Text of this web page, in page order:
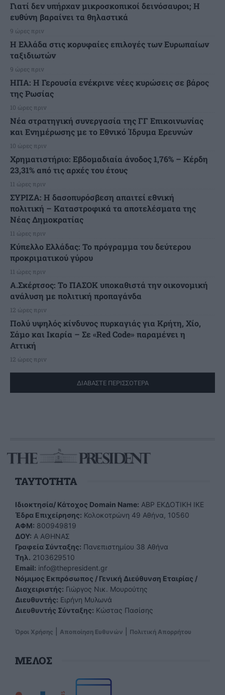
Γιατί δεν υπήρχαν μικροσκοπικοί δεινόσαυροι; Η
ευθύνη βαραίνει τα θηλαστικά
9 ώρες πριν
Η Ελλάδα στις κορυφαίες επιλογές των Ευρωπαίων
ταξιδιωτών
9 ώρες πριν
ΗΠΑ: Η Γερουσία ενέκρινε νέες κυρώσεις σε βάρος
της Ρωσίας
10 ώρες πριν
Νέα στρατηγική συνεργασία της ΓΓ Επικοινωνίας
και Ενημέρωσης με το Εθνικό Ίδρυμα Ερευνών
10 ώρες πριν
Χρηματιστήριο: Εβδομαδιαία άνοδος 1,76% – Κέρδη
23,31% από τις αρχές του έτους
11 ώρες πριν
ΣΥΡΙΖΑ: Η δασοπυρόσβεση απαιτεί εθνική
πολιτική – Καταστροφικά τα αποτελέσματα της
Νέας Δημοκρατίας
11 ώρες πριν
Κύπελλο Ελλάδας: Το πρόγραμμα του δεύτερου
προκριματικού γύρου
11 ώρες πριν
Α.Σκέρτσος: Το ΠΑΣΟΚ υποκαθιστά την οικονομική
ανάλυση με πολιτική προπαγάνδα
12 ώρες πριν
Πολύ υψηλός κίνδυνος πυρκαγιάς για Κρήτη, Χίο,
Σάμο και Ικαρία – Σε «Red Code» παραμένει η
Αττική
12 ώρες πριν
ΔΙΑΒΑΣΤΕ ΠΕΡΙΣΣΟΤΕΡΑ
TAYTOTHTA
Ιδιοκτησία/ Κάτοχος Domain Name: ΑBP ΕΚΔΟΤΙΚΗ ΙΚΕ
Έδρα Επιχείρησης: Κολοκοτρώνη 49 Αθήνα, 10560
ΑΦΜ: 800949819
ΔΟΥ: Α ΑΘΗΝΑΣ
Γραφεία Σύνταξης: Πανεπιστημίου 38 Αθήνα
Tηλ. 2103629510
Email: info@thepresident.gr
Νόμιμος Εκπρόσωπος / Γενική Διεύθυνση Εταιρίας /
Διαχειριστής: Γιώργος Νικ. Μουρούτης
Διευθυντής: Ειρήνη Μυλωνά
Διευθυντής Σύνταξης: Κώστας Πασίσης
Όροι Χρήσης Αποποίηση Ευθυνών Πολιτική Απορρήτου
ΜΕΛΟΣ